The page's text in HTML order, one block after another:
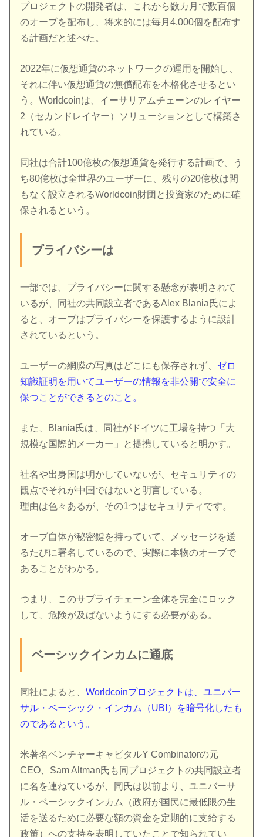
プロジェクトの開発者は、これから数カ月で数百個
のオーブを配布し、将来的には毎月4,000個を配布す
る計画だと述べた。
2022年に仮想通貨のネットワークの運用を開始し、
それに伴い仮想通貨の無償配布を本格化させるとい
う。Worldcoinは、イーサリアムチェーンのレイヤー
2（セカンドレイヤー）ソリューションとして構築さ
れている。
同社は合計100億枚の仮想通貨を発行する計画で、う
ち80億枚は全世界のユーザーに、残りの20億枚は間
もなく設立されるWorldcoin財団と投資家のために確
保されるという。
プライバシーは
一部では、プライバシーに関する懸念が表明されて
いるが、同社の共同設立者であるAlex Blania氏によ
ると、オーブはプライバシーを保護するように設計
されているという。
ユーザーの網膜の写真はどこにも保存されず、 ゼロ
知識証明を用いてユーザーの情報を非公開で安全に
保つことができるとのこと。
また、Blania氏は、同社がドイツに工場を持つ「大
規模な国際的メーカー」と提携していると明かす。
社名や出身国は明かしていないが、セキュリティの
観点でそれが中国ではないと明言している。
理由は色々あるが、その1つはセキュリティです。
オーブ自体が秘密鍵を持っていて、メッセージを送
るたびに署名しているので、実際に本物のオーブで
あることがわかる。
つまり、このサプライチェーン全体を完全にロック
して、危険が及ばないようにする必要がある。
ベーシックインカムに通底
同社によると、Worldcoinプロジェクトは、ユニバー
サル・ベーシック・インカム（UBI）を暗号化したも
のであるという。
米著名ベンチャーキャピタルY Combinatorの元
CEO、Sam Altman氏も同プロジェクトの共同設立者
に名を連ねているが、同氏は以前より、ユニバーサ
ル・ベーシックインカム（政府が国民に最低限の生
活を送るために必要な額の資金を定期的に支給する
政策）への支持を表明していたことで知られてい